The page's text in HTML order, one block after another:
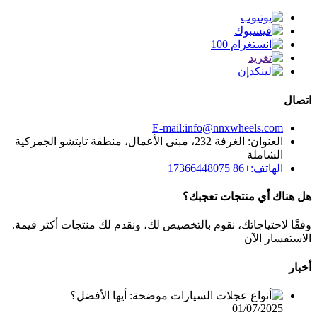
اتصال
E-mail:info@nnxwheels.com
العنوان: الغرفة 232، مبنى الأعمال، منطقة تايتشو الجمركية
الشاملة
الهاتف:+86 17366448075
هل هناك أي منتجات تعجبك؟
وفقًا لاحتياجاتك، نقوم بالتخصيص لك، ونقدم لك منتجات أكثر قيمة.
الاستفسار الآن
أخبار
01/07/2025